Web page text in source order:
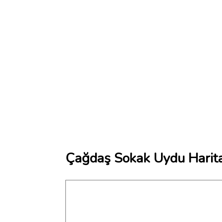
Çağdaş Sokak Uydu